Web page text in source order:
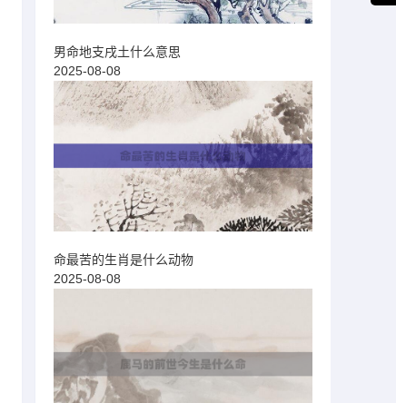
男命地支戌土什么意思
2025-08-08
命最苦的生肖是什么动物
2025-08-08